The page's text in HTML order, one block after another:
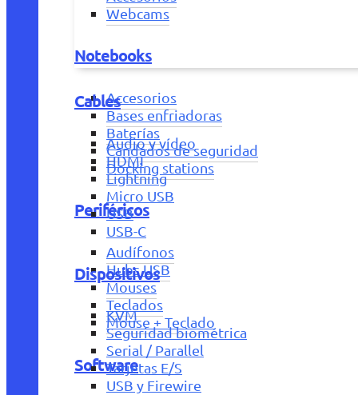
Webcams
Notebooks
Accesorios
Bases enfriadoras
Baterías
Candados de seguridad
Docking stations
Periféricos
Audífonos
Hubs USB
Mouses
Teclados
Mouse + Teclado
Software
Cables
Audio y vídeo
HDMI
Lightning
Micro USB
USB
USB-C
Dispositivos
KVM
Seguridad biométrica
Serial / Parallel
Tarjetas E/S
USB y Firewire